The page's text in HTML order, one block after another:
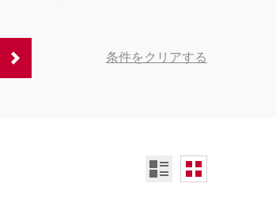
条件をクリアする